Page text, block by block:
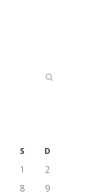
S
D
1
2
8
9